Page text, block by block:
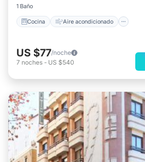
1 Baño
Cocina Aire acondicionado
US $77/noche
7 noches - US $540